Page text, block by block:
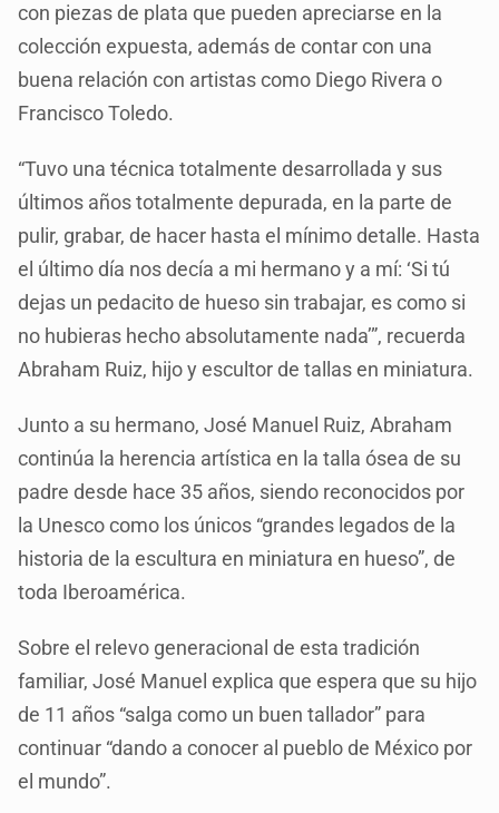
con piezas de plata que pueden apreciarse en la
colección expuesta, además de contar con una
buena relación con artistas como Diego Rivera o
Francisco Toledo.
“Tuvo una técnica totalmente desarrollada y sus
últimos años totalmente depurada, en la parte de
pulir, grabar, de hacer hasta el mínimo detalle. Hasta
el último día nos decía a mi hermano y a mí: ‘Si tú
dejas un pedacito de hueso sin trabajar, es como si
no hubieras hecho absolutamente nada’”, recuerda
Abraham Ruiz, hijo y escultor de tallas en miniatura.
Junto a su hermano, José Manuel Ruiz, Abraham
continúa la herencia artística en la talla ósea de su
padre desde hace 35 años, siendo reconocidos por
la Unesco como los únicos “grandes legados de la
historia de la escultura en miniatura en hueso”, de
toda Iberoamérica.
Sobre el relevo generacional de esta tradición
familiar, José Manuel explica que espera que su hijo
de 11 años “salga como un buen tallador” para
continuar “dando a conocer al pueblo de México por
el mundo”.